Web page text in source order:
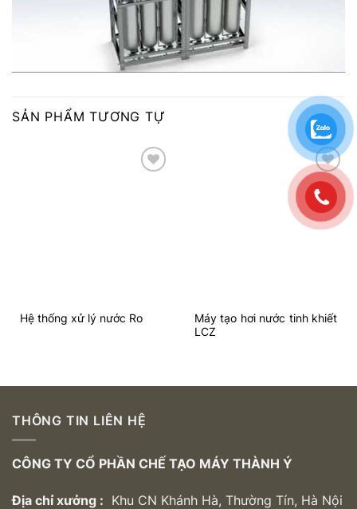
SẢN PHẨM TƯƠNG TỰ
Hệ thống xử lý nước Ro
Add to
wishlist
Máy tạo hơi nước tinh khiết
LCZ
THÔNG TIN LIÊN HỆ
CÔNG TY CỔ PHẦN CHẾ TẠO MÁY THÀNH Ý
Địa chỉ xưởng : Khu CN Khánh Hà, Thường Tín, Hà Nội